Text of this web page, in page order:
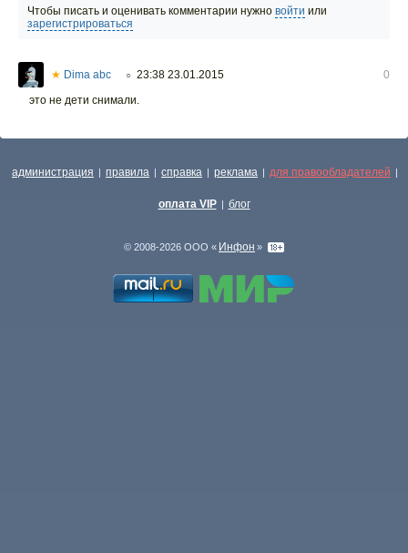
Чтобы писать и оценивать комментарии нужно войти или
зарегистрироваться
★ Dima abc ○ 23:38 23.01.2015
0
это не дети снимали.
администрация | правила | справка | реклама | для правообладателей |
оплата VIP | блог
© 2008-2026 ООО « Инфон »